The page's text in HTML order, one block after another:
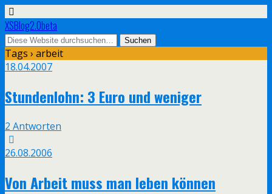
XSBlog2.0beta
Tags › arbeit
18.04.2007
Stundenlohn: 3 Euro und weniger
2 Antworten
26.08.2006
Von Arbeit muss man leben können